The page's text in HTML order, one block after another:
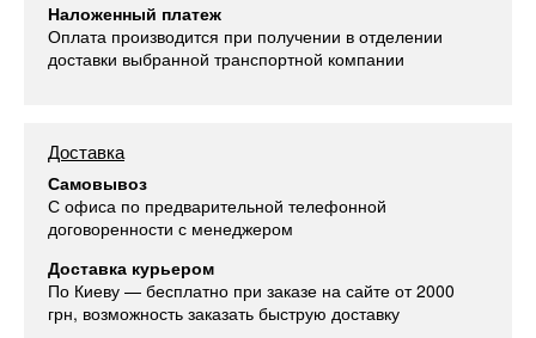
Наложенный платеж
Оплата производится при получении в отделении
доставки выбранной транспортной компании
Доставка
Самовывоз
С офиса по предварительной телефонной
договоренности с менеджером
Доставка курьером
По Киеву — бесплатно при заказе на сайте от 2000
грн, возможность заказать быструю доставку